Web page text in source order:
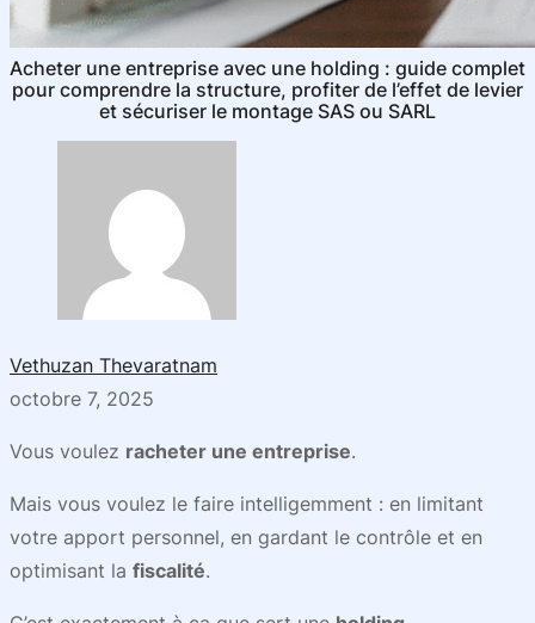
Acheter une entreprise avec une holding : guide complet
pour comprendre la structure, profiter de l’effet de levier
et sécuriser le montage SAS ou SARL
Vethuzan Thevaratnam
octobre 7, 2025
Vous voulez racheter une entreprise.
Mais vous voulez le faire intelligemment : en limitant
votre apport personnel, en gardant le contrôle et en
optimisant la fiscalité.